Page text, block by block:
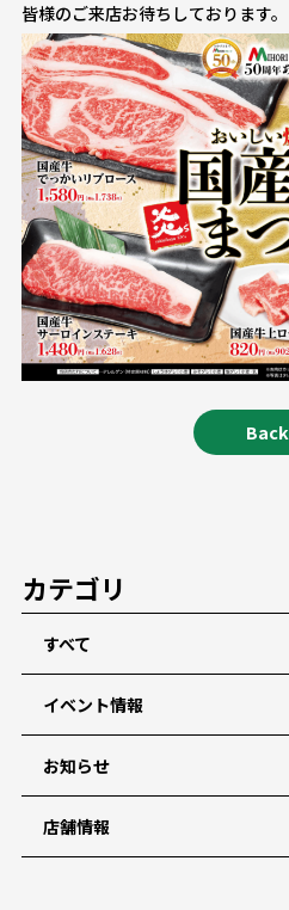
皆様のご来店お待ちしております。
Back
カテゴリ
すべて
イベント情報
お知らせ
店舗情報